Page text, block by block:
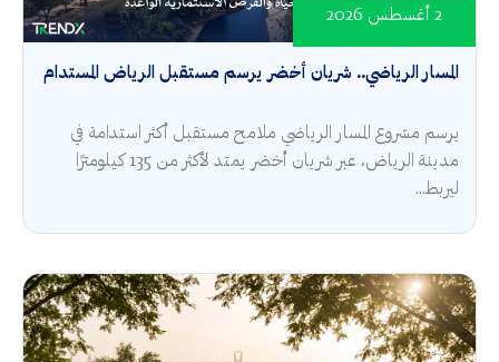
المسار الرياضي.. شريان أخضر يرسم مستقبل الرياض المستدام
2 أغسطس 2026
يرسم مشروع المسار الرياضي ملامح مستقبل أكثر استدامة في
مدينة الرياض، عبر شريان أخضر يمتد لأكثر من 135 كيلومترًا
ليربط...